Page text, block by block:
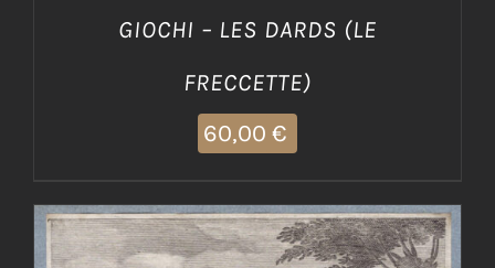
GIOCHI – LES DARDS (LE
FRECCETTE)
60,00 €